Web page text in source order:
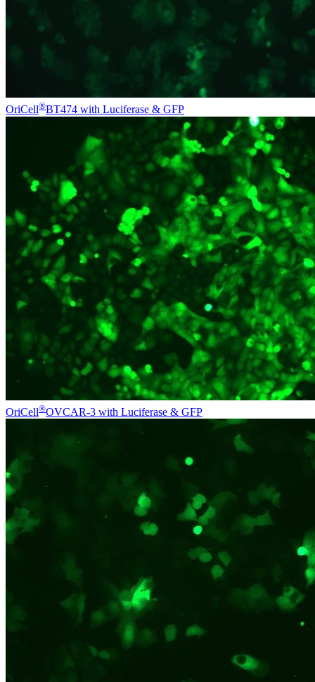
OriCell®BT474 with Luciferase & GFP
OriCell®OVCAR-3 with Luciferase & GFP